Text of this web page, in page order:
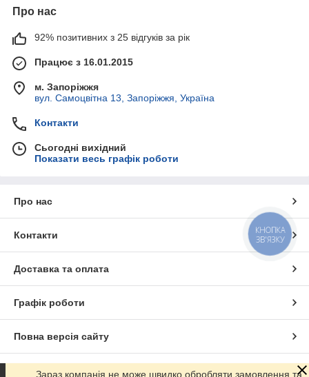
Про нас
92% позитивних з 25 відгуків за рік
Працює з 16.01.2015
м. Запоріжжя
вул. Самоцвітна 13, Запоріжжя, Україна
Контакти
Сьогодні вихідний
Показати весь графік роботи
Про нас
Контакти
Доставка та оплата
Графік роботи
Повна версія сайту
Сайт створено на маркетплейсі Prom.ua
Зараз компанія не може швидко обробляти замовлення та
КНОПКА
ЗВ'ЯЗКУ